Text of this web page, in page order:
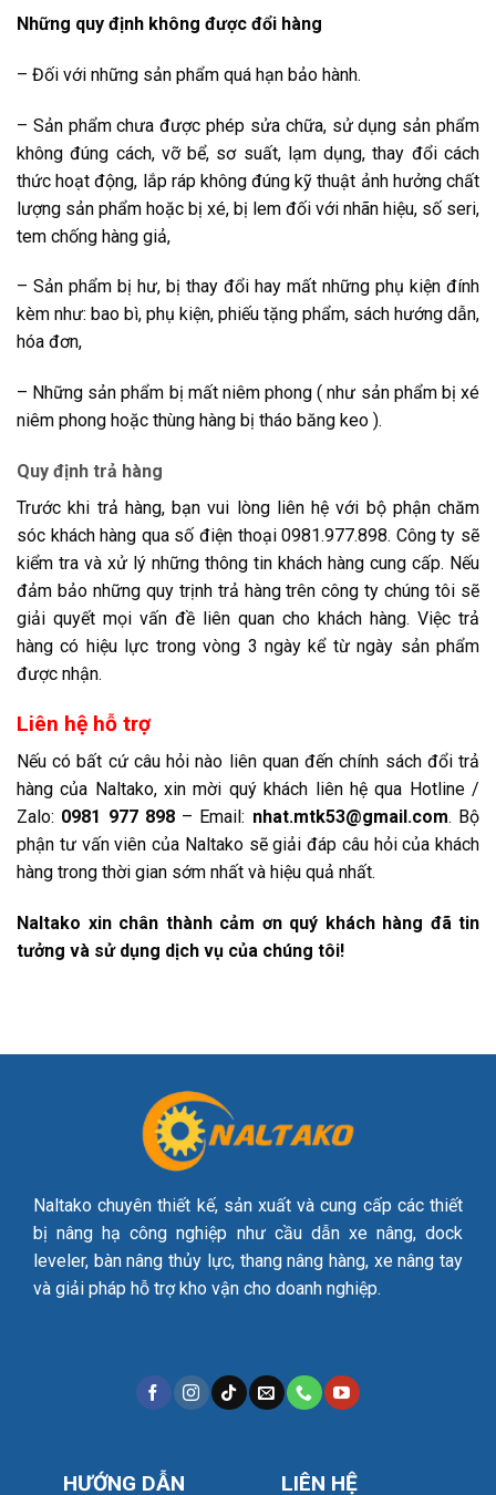
Những quy định không được đổi hàng
– Đối với những sản phẩm quá hạn bảo hành.
– Sản phẩm chưa được phép sửa chữa, sử dụng sản phẩm
không đúng cách, vỡ bể, sơ suất, lạm dụng, thay đổi cách
thức hoạt động, lắp ráp không đúng kỹ thuật ảnh hưởng chất
lượng sản phẩm hoặc bị xé, bị lem đối với nhãn hiệu, số seri,
tem chống hàng giả,
– Sản phẩm bị hư, bị thay đổi hay mất những phụ kiện đính
kèm như: bao bì, phụ kiện, phiếu tặng phẩm, sách hướng dẫn,
hóa đơn,
– Những sản phẩm bị mất niêm phong ( như sản phẩm bị xé
niêm phong hoặc thùng hàng bị tháo băng keo ).
Quy định trả hàng
Trước khi trả hàng, bạn vui lòng liên hệ với bộ phận chăm
sóc khách hàng qua số điện thoại 0981.977.898. Công ty sẽ
kiểm tra và xử lý những thông tin khách hàng cung cấp. Nếu
đảm bảo những quy trịnh trả hàng trên công ty chúng tôi sẽ
giải quyết mọi vấn đề liên quan cho khách hàng. Việc trả
hàng có hiệu lực trong vòng 3 ngày kể từ ngày sản phẩm
được nhận.
Liên hệ hỗ trợ
Nếu có bất cứ câu hỏi nào liên quan đến chính sách đổi trả
hàng của Naltako, xin mời quý khách liên hệ qua Hotline /
Zalo: 0981 977 898– Email: nhat.mtk53@gmail.com. Bộ
phận tư vấn viên của Naltako sẽ giải đáp câu hỏi của khách
hàng trong thời gian sớm nhất và hiệu quả nhất.
Naltako xin chân thành cảm ơn quý khách hàng đã tin
tưởng và sử dụng dịch vụ của chúng tôi!
Naltako chuyên thiết kế, sản xuất và cung cấp các thiết
bị nâng hạ công nghiệp như cầu dẫn xe nâng, dock
leveler, bàn nâng thủy lực, thang nâng hàng, xe nâng tay
và giải pháp hỗ trợ kho vận cho doanh nghiệp.
HƯỚNG DẪN LIÊN HỆ